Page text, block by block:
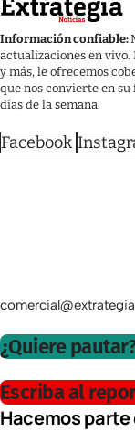
Información confiable:
actualizaciones en
y más, le ofrecemos
que nos convierte en
días de la semana.
Facebook
¿Quiere
Escriba al
Hacemos parte